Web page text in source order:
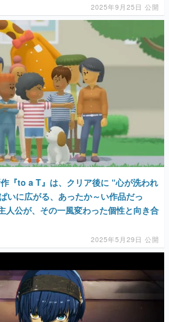
は？
2025年9月25日 公開
作『to a T』は、クリア後に “心が洗われ
いに広がる、あったか～い作品だっ
人公が、その一風変わった個性と向き合
2025年5月29日 公開